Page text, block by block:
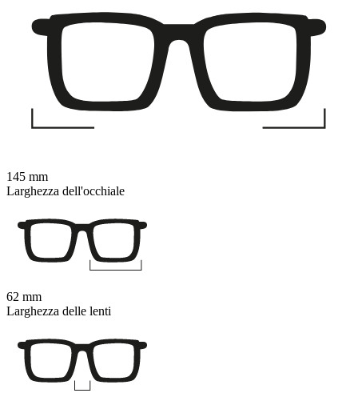
145 mm
Larghezza dell'occhiale
62 mm
Larghezza delle lenti